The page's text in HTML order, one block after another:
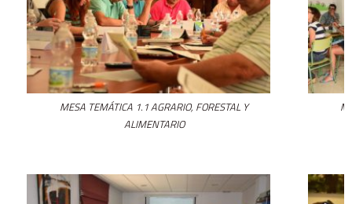
MESA TEMÁTICA 1.1 AGRARIO, FORESTAL Y
ALIMENTARIO